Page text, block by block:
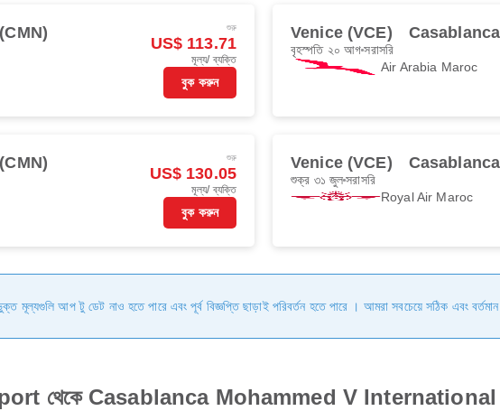
শুরু
US$ 113.71
মূল্য/ ব্যক্তি
বুক করুন
Venice (VCE)
বৃহস্পতি ২০ আগসরাসরি
Air Arabia Maroc
শুরু
US$ 130.05
মূল্য/ ব্যক্তি
বুক করুন
Venice (VCE)
শুক্র ৩১ জুলসরাসরি
Royal Air Maroc
মূল্যগুলি আপ টু ডেট নাও হতে পারে এবং পূর্ব বিজ্ঞপ্তি ছাড়াই পরিবর্তন হতে পারে । আমরা সবচেয়ে সঠিক এবং
থেকে Casablanca Mohammed V International